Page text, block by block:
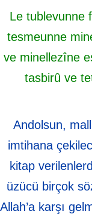
Le tublevunne
tesmeunne
ve minellezîne
tasbirû ve
Andolsun,
imtihana
kitap
üzücü birçok
Allah’a karşı